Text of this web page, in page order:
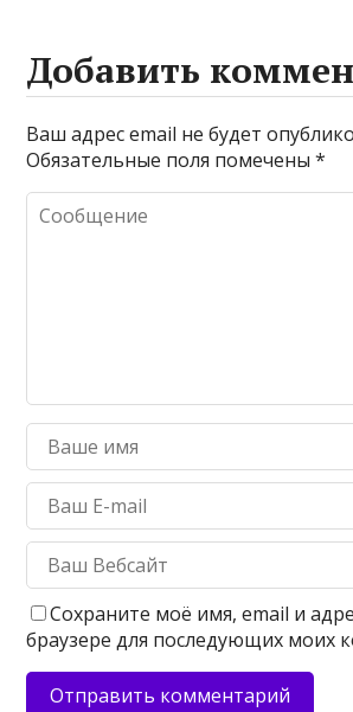
Добавить
Ваш адрес email не будет
Обязательные поля помечены*
Сохраните моё имя, email и
браузере для последующих моих